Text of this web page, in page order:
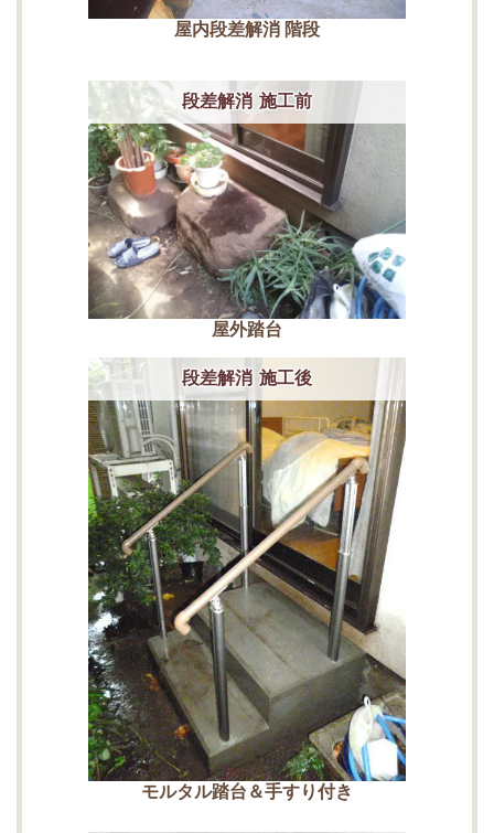
屋内段差解消 階段
段差解消 施工前
屋外踏台
段差解消 施工後
モルタル踏台＆手すり付き